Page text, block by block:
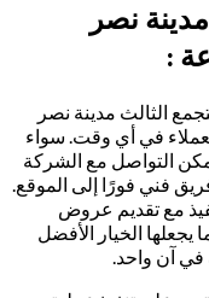
نصر
:
الثالث مدينة نصر
العملاء في أي وقت. سواء
التواصل مع الشركة
فني فورًا إلى الموقع.
مع تقديم عروض
الخيار الأفضل
آن واحد.